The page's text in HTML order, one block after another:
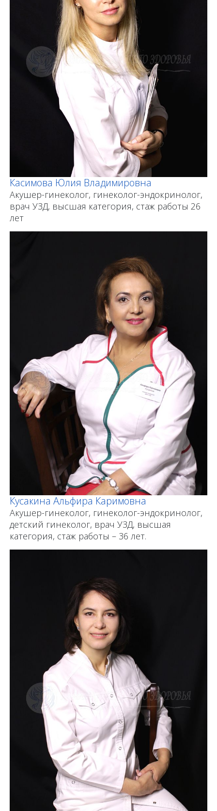
Касимова Юлия Владимировна
Акушер-гинеколог, гинеколог-эндокринолог,
врач УЗД, высшая категория, стаж работы 26
лет
Кусакина Альфира Каримовна
Акушер-гинеколог, гинеколог-эндокринолог,
детский гинеколог, врач УЗД, высшая
категория, стаж работы – 36 лет.